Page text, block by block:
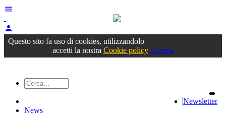
menu
person
Accedioppure registrati
Questo sito fa uso di cookies, utilizzandolo
accetti la nostra Cookie policy Accetta
Newsletter
News